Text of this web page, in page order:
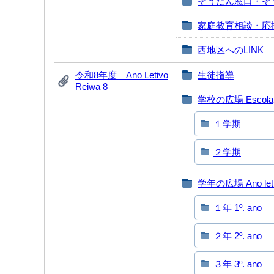
家庭教育相談・応
西地区へのLINK
令和8年度 Ano Letivo
Reiwa 8
生徒指導
学校の広場 Escola
１学期
２学期
学年の広場 Ano
１年 1º. ano
２年 2º. ano
３年 3º. ano